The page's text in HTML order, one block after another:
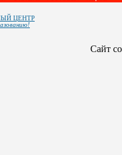
ЦЕНТР
Сайт